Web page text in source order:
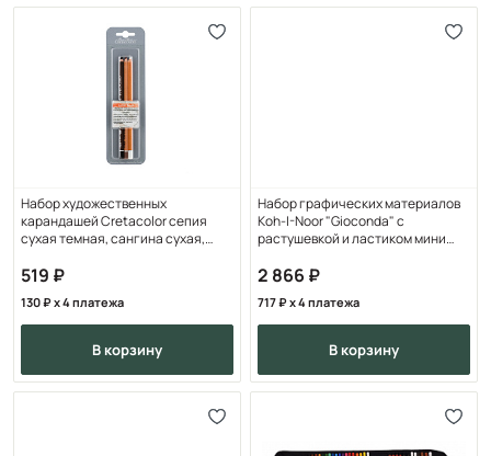
Набор художественных
карандашей Cretacolor сепия
сухая темная, сангина сухая,
519
130 x 4 платежа
в корзину
Набор графических материалов
Koh-I-Noor "Gioconda" с
растушевкой и ластиком мини
2 866
717 x 4 платежа
в корзину